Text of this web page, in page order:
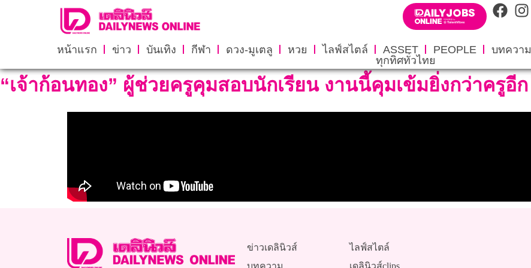
หน้าแรก ข่าว บันเทิง กีฬา ดวง-มูเตลู หวย ไลฟ์สไตล์ ASSET PEOPLE บทความ
ทุกทิศทั่วไทย
“เจ้าก้อนทอง” ผู้ช่วยครูคุมสอบนักเรียน งานนี้คุมเข้มยิ่งกว่าครูอีก
ข่าวเดลินิวส์
บทความ
ไลฟ์สไตล์
เดลินิวส์clips